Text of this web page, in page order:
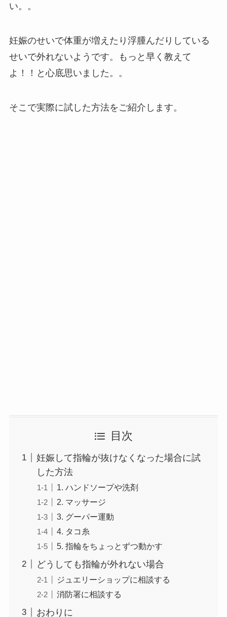
い。。
妊娠のせいで体重が増えたり浮腫んだりしている
せいで外れないようです。もっと早く教えて
よ！！と心底思いました。。
そこで実際に試した方法をご紹介します。
目次
妊娠して指輪が抜けなくなった場合に試
した方法
1. ハンドソープや洗剤
2. マッサージ
3. グーパー運動
4. タコ糸
5. 指輪をちょっとずつ動かす
どうしても指輪が外れない場合
ジュエリーショップに相談する
消防署に相談する
おわりに